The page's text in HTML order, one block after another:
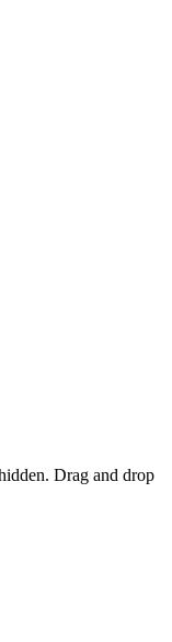
Drag and drop